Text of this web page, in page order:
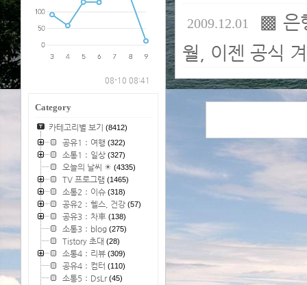
08-10 08:41
Category
카테고리별 보기 (8412)
공유1：여행 (322)
소통1：일상 (327)
오늘의 날씨 ☀ (4335)
TV 프로그램 (1465)
소통2：이슈 (318)
공유2：헬스, 건강 (57)
공유3：차車 (138)
소통3：blog (275)
Tistory 초대 (28)
소통4：리뷰 (309)
공유4：컴터 (110)
소통5：DsLr(45)
2009.12.01 ▩ 은
월, 이젠 공식